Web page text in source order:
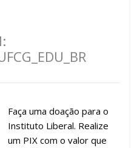
Faça uma doação para o
Instituto Liberal. Realize
um PIX com o valor que